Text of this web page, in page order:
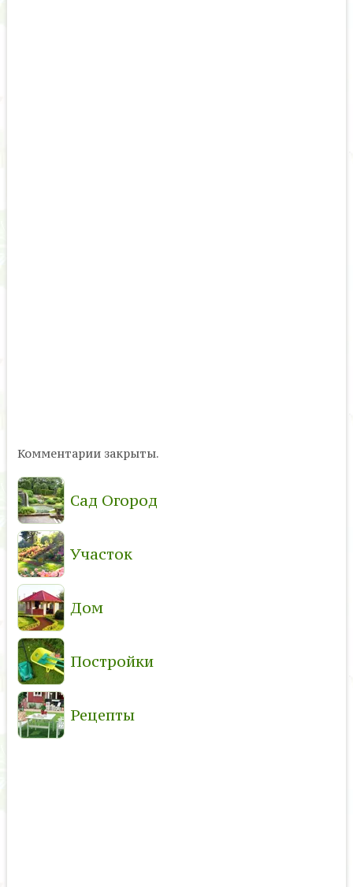
Комментарии закрыты.
Сад Огород
Участок
Дом
Постройки
Рецепты